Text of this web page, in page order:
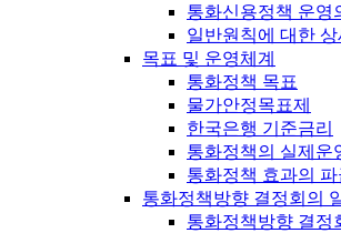
통화신용정책 운영
일반원칙에 대한
목표 및 운영체계
통화정책 목표
물가안정목표제
한국은행 기준금리
통화정책의 실제운
통화정책 효과의 파
통화정책방향 결정회의
통화정책방향 결정